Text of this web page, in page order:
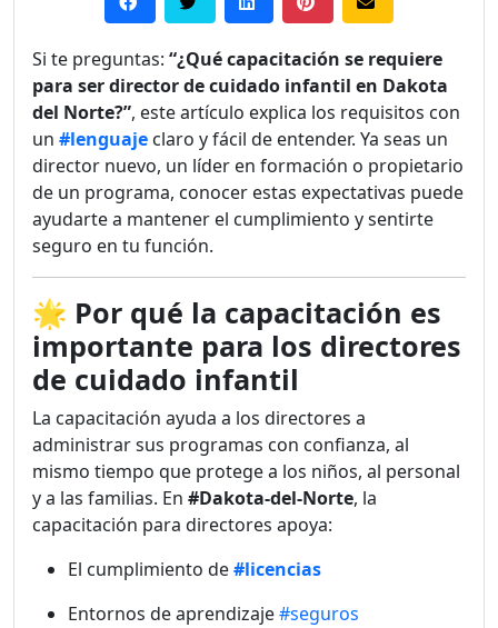
Si te preguntas: “¿Qué capacitación se requiere
para ser director de cuidado infantil en Dakota
del Norte?”, este artículo explica los requisitos con
un #lenguaje claro y fácil de entender. Ya seas un
director nuevo, un líder en formación o propietario
de un programa, conocer estas expectativas puede
ayudarte a mantener el cumplimiento y sentirte
seguro en tu función.
🌟 Por qué la capacitación es
importante para los directores
de cuidado infantil
La capacitación ayuda a los directores a
administrar sus programas con confianza, al
mismo tiempo que protege a los niños, al personal
y a las familias. En #Dakota-del-Norte, la
capacitación para directores apoya:
El cumplimiento de#licencias
Entornos de aprendizaje#seguros